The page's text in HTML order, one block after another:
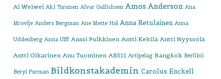
Ai Weiwei Aki Turunen Alvar Gullichsen Amos Anderson Ana
Mrovlje Anders Bergman Ane Mette Hol Anna Retulainen Anna
Uddenberg Anna Ulff Anssi Pulkkinen Antti Keitilä Antti Nyyssölä
Antti Oikarinen Anu Tuominen ARS11 Artipelag Bangkok Berliini
Beryl Furman Bildkonstakademin Carolus Enckell